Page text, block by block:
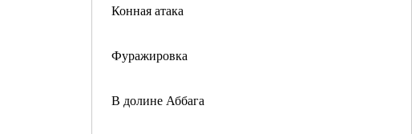
Конная атака
Фуражировка
В долине Аббага